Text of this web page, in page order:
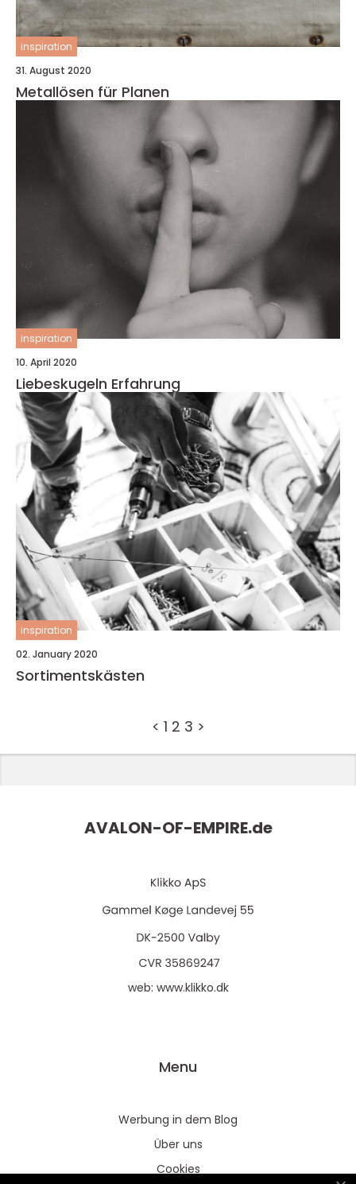
inspiration
31. August 2020
Metallösen für Planen
inspiration
10. April 2020
Liebeskugeln Erfahrung
inspiration
02. January 2020
Sortimentskästen
< 1 2 3 >
AVALON-OF-EMPIRE.de
web: www.klikko.dk
Menu
Werbung in dem Blog
Über uns
Cookies